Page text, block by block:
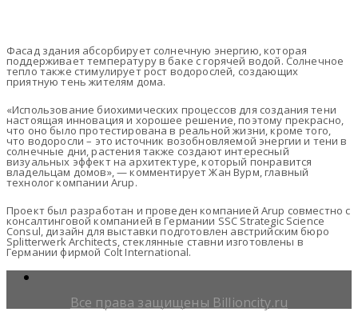
Фасад здания абсорбирует солнечную энергию, которая
поддерживает температуру в баке с горячей водой. Солнечное
тепло также стимулирует рост водорослей, создающих
приятную тень жителям дома.
«Использование биохимических процессов для создания тени
настоящая инновация и хорошее решение, поэтому прекрасно,
что оно было протестирована в реальной жизни, кроме того,
что водоросли – это источник возобновляемой энергии и тени в
солнечные дни, растения также создают интересный
визуальных эффект на архитектуре, который понравится
владельцам домов», — комментирует Жан Вурм, главный
технолог компании Arup.
Проект был разработан и проведен компанией Arup совместно с
консалтинговой компанией в Германии SSC Strategic Science
Consul, дизайн для выставки подготовлен австрийским бюро
Splitterwerk Architects, стеклянные ставни изготовлены в
Германии фирмой Colt International.
Все права защищены Billioncity.ru